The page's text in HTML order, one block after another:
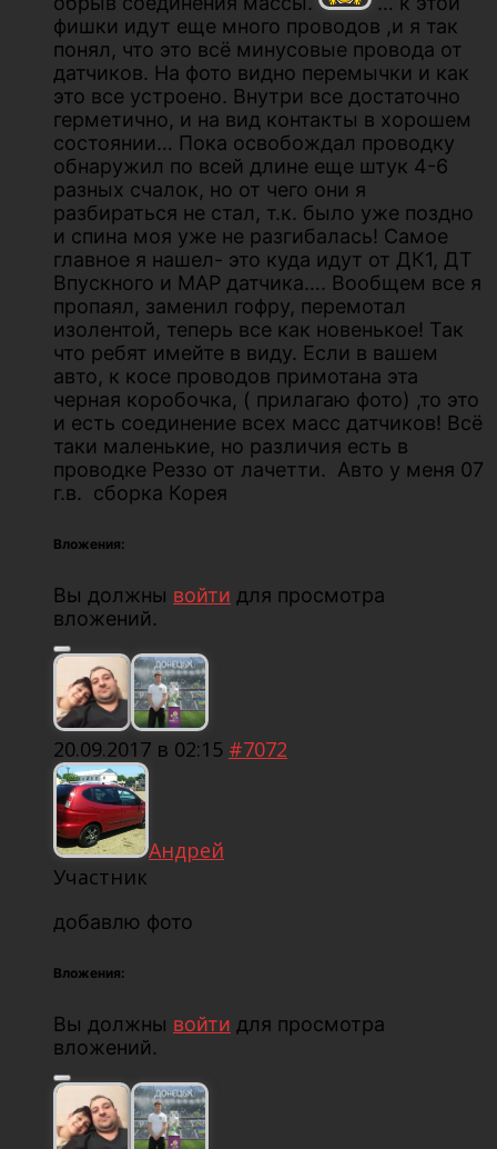
фишки идут еще много проводов ,и я так
понял, что это всё минусовые провода от
датчиков. На фото видно перемычки и как
это все устроено. Внутри все достаточно
герметично, и на вид контакты в хорошем
состоянии… Пока освобождал проводку
обнаружил по всей длине еще штук 4-6
разных счалок, но от чего они я
разбираться не стал, т.к. было уже поздно
и спина моя уже не разгибалась! Самое
главное я нашел- это куда идут от ДК1, ДТ
Впускного и МАР датчика…. Вообщем все я
пропаял, заменил гофру, перемотал
изолентой, теперь все как новенькое! Так
что ребят имейте в виду. Если в вашем
авто, к косе проводов примотана эта
черная коробочка, ( прилагаю фото) ,то это
и есть соединение всех масс датчиков! Всё
таки маленькие, но различия есть в
проводке Реззо от лачетти. Авто у меня 07
г.в. сборка Корея
Вложения:
Вы должны войти для просмотра
вложений.
20.09.2017 в 02:15 #7072
Андрей
Участник
добавлю фото
Вложения:
Вы должны войти для просмотра
вложений.